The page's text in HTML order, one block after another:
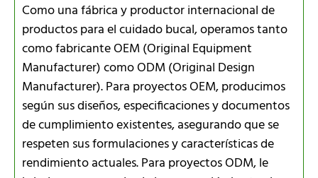
Como una fábrica y productor internacional de
productos para el cuidado bucal, operamos tanto
como fabricante OEM (Original Equipment
Manufacturer) como ODM (Original Design
Manufacturer). Para proyectos OEM, producimos
según sus diseños, especificaciones y documentos
de cumplimiento existentes, asegurando que se
respeten sus formulaciones y características de
rendimiento actuales. Para proyectos ODM, le